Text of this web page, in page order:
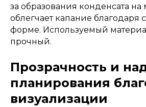
за образования конденсата на
облегчает капание благодаря
форме. Используемый
прочный.
Прозрачность и
планирования
визуализации